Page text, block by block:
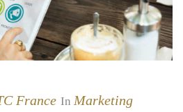
France In Marketing